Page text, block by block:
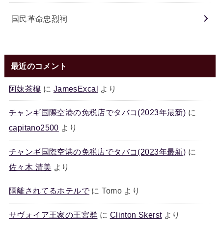
国民革命忠烈祠
最近のコメント
阿妹茶樓 に JamesExcal より
チャンギ国際空港の免税店でタバコ(2023年最新) に
capitano2500 より
チャンギ国際空港の免税店でタバコ(2023年最新) に
佐々木 清美 より
隔離されてるホテルでにTomoより
サヴォイア王家の王宮群 に Clinton Skerstより